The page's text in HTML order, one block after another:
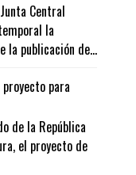
Central
la
la publicación de...
para
de la República
el proyecto de